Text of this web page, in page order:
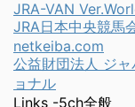
JRA-VAN
JRA日本中央競馬
netkeiba.com
公益財団法人 ジ
ョナル
Links -5ch全般